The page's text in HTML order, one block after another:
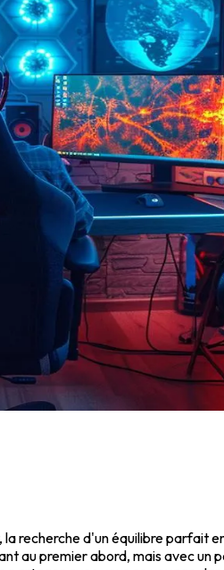
recherche d'un équilibre parfait
au premier abord, mais avec un